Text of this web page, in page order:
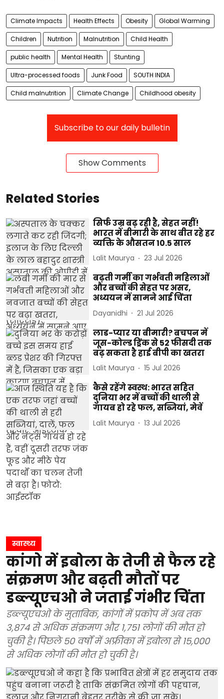
Climate Impacts Health Effects Obesity Global Warming
Children Nutrition Malnutrition Child Health
public health Mental Health Stunting
Ultra-processed foods Junk Food SOUTH INDIA
Child malnutrition Climate Change Childhood obesity
Subscribe to our daily bulletin
Show Comments
Related Stories
सिर्फ उम्र बढ़ रही है, सेहत नहीं!
भारत में बीमारी के साथ बीत रहे हर
व्यक्ति के औसतन 10.5 साल
Lalit Maurya 23 Jul 2026
बढ़ती गर्मी का गर्भवती महिलाओं
और बच्चों की सेहत पर असर,
अध्ययन में सामने आई चिंता
Dayanidhi 21 Jul 2026
लाड-प्यार या बीमारी? बचपन में
जूस-कोल्ड ड्रिंक से 52 फीसदी तक
बढ़ सकता है हाई बीपी का खतरा
Lalit Maurya 15 Jul 2026
कैसे रहेंगे स्वस्थ: भारत सहित
दुनिया भर में बच्चों की थाली से
गायब हो रहे फल, सब्जियां, मेवें
Lalit Maurya 13 Jul 2026
स्वास्थ्य
कांगो में इबोला के तेजी से फैल रहे
संक्रमण और बढ़ती मौतों पर
डब्ल्यूएचओ ने जताई गंभीर चिंता
डब्ल्यूएचओ के मुताबिक, कांगों में प्रकोप में अब तक
3,874 से अधिक संक्रमण और 1,751 लोगों की मौत हो
चुकी है। पिछले 50 वर्षों में अफ्रीका में इबोला से 15,000
से अधिक लोगों की मौत हो चुकी है।